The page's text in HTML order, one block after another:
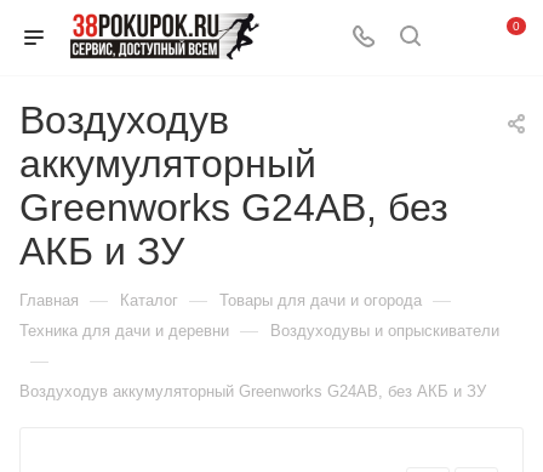
0
Воздуходув
аккумуляторный
Greenworks G24AB, без
АКБ и ЗУ
Главная — Каталог — Товары для дачи и огорода —
Техника для дачи и деревни — Воздуходувы и опрыскиватели
—
Воздуходув аккумуляторный Greenworks G24AB, без АКБ и ЗУ